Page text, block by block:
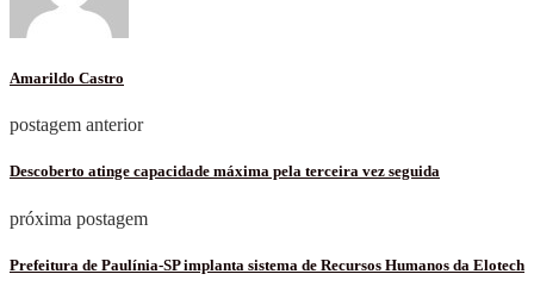
Amarildo Castro
postagem anterior
Descoberto atinge capacidade máxima pela terceira vez seguida
próxima postagem
Prefeitura de Paulínia-SP implanta sistema de Recursos Humanos da Elotech